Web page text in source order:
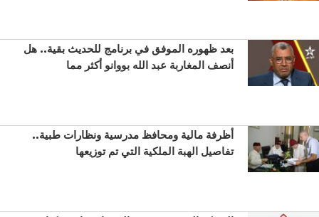
بعد ظهوره الموفق في برنامج للحديث بقية.. هل
أنصف المغاربة عبد الله بووانو أكثر مما
أظرفة مالية ومحافظ مدرسية ونظارات طبية..
تفاصيل الهبة الملكية التي تم توزيعها